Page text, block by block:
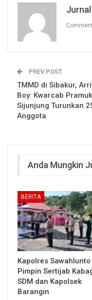
PREV POST
TMMD di Sibakur,
Boy: Kwarcab
Sijunjung Turunkan
Anggota
Anda Mungkin
BERITA
Kapolres Sawahlunto
Pimpin Sertijab
SDM dan Kapolsek
Barangin